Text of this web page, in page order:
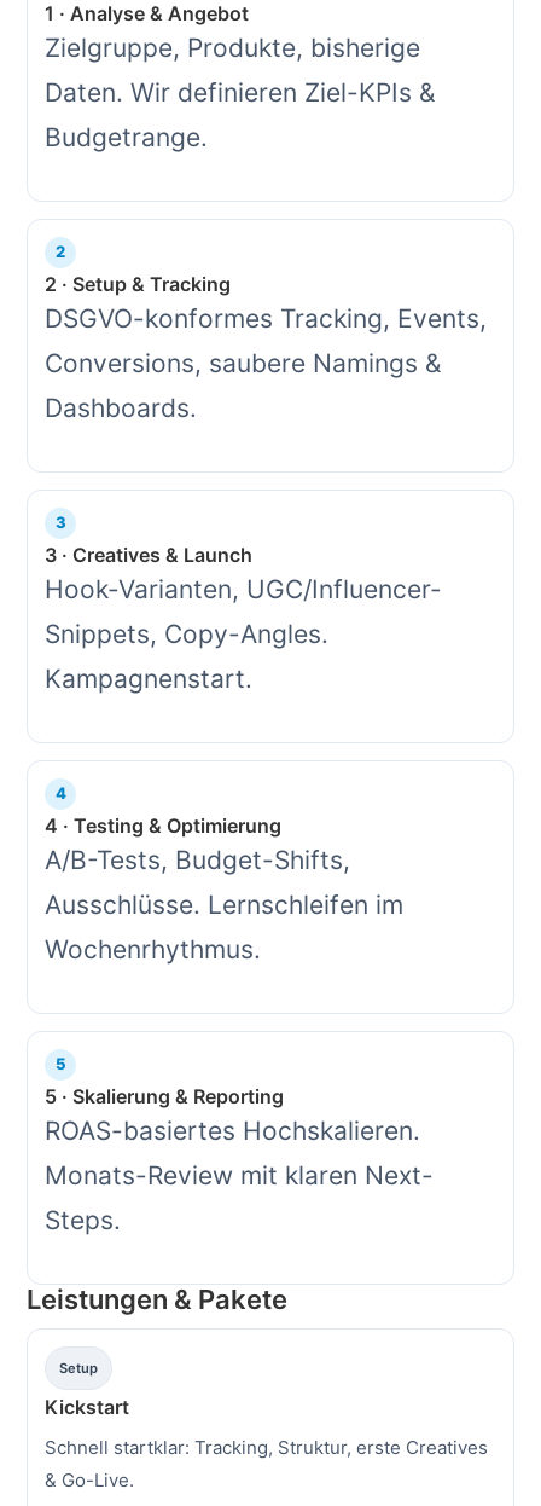
1 · Analyse & Angebot
Zielgruppe, Produkte, bisherige
Daten. Wir definieren Ziel-KPIs &
Budgetrange.
2 · Setup & Tracking
DSGVO-konformes Tracking, Events,
Conversions, saubere Namings &
Dashboards.
3 · Creatives & Launch
Hook-Varianten, UGC/Influencer-
Snippets, Copy-Angles.
Kampagnenstart.
4 · Testing & Optimierung
A/B-Tests, Budget-Shifts,
Ausschlüsse. Lernschleifen im
Wochenrhythmus.
5 · Skalierung & Reporting
ROAS-basiertes Hochskalieren.
Monats-Review mit klaren Next-
Steps.
Leistungen & Pakete
Setup
Kickstart
Schnell startklar: Tracking, Struktur, erste Creatives
& Go-Live.